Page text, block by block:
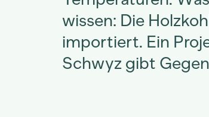
wissen: Die
importiert. Ein
Schwyz gibt